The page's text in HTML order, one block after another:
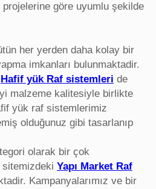
projelerine göre uyumlu şekilde
her yerden daha kolay bir
imkanları bulunmaktadir.
Hafif yük Raf sistemleri de
malzeme kalitesiyle birlikte
yük raf sistemlerimiz
olduğunuz gibi tasarlanıp
olarak bir çok
Yapı Market Raf
Kampanyalarımız ve bir